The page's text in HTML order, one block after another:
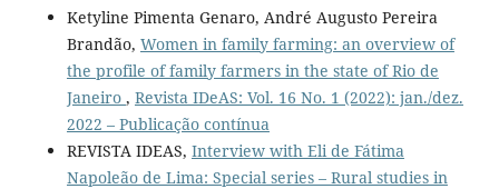
Ketyline Pimenta Genaro, André Augusto Pereira
Brandão, Women in family farming: an overview of
the profile of family farmers in the state of Rio de
Janeiro , Revista IDeAS: Vol. 16 No. 1 (2022): jan./dez.
2022 – Publicação contínua
REVISTA IDEAS, Interview with Eli de Fátima
Napoleão de Lima: Special series – Rural studies in